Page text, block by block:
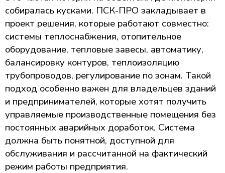
собиралась кусками. ПСК-ПРО закладывает в
проект решения, которые работают совместно:
системы теплоснабжения, отопительное
оборудование, тепловые завесы, автоматику,
балансировку контуров, теплоизоляцию
трубопроводов, регулирование по зонам. Такой
подход особенно важен для владельцев зданий
и предпринимателей, которые хотят получить
управляемые производственные помещения без
постоянных аварийных доработок. Система
должна быть понятной, доступной для
обслуживания и рассчитанной на фактический
режим работы предприятия.